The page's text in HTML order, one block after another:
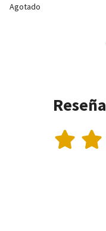
Agotado